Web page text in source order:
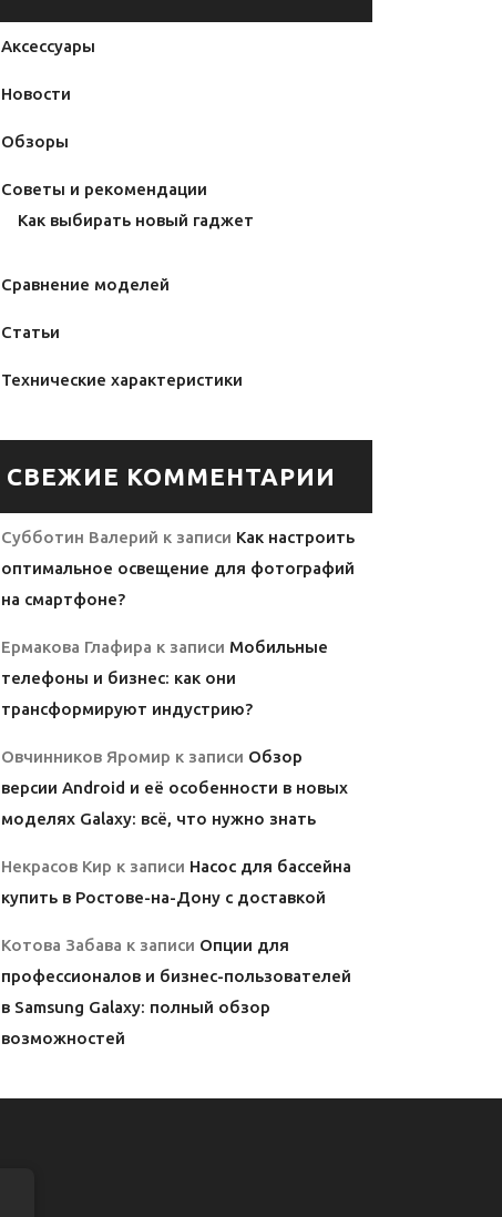
Аксессуары
Новости
Обзоры
Советы и рекомендации
Как выбирать новый гаджет
Сравнение моделей
Статьи
Технические характеристики
СВЕЖИЕ КОММЕНТАРИИ
Субботин Валерий к записи Как настроить
оптимальное освещение для фотографий
на смартфоне?
Ермакова Глафира к записи Мобильные
телефоны и бизнес: как они
трансформируют индустрию?
Овчинников Яромир к записи Обзор
версии Android и её особенности в новых
моделях Galaxy: всё, что нужно знать
Некрасов Кир к записи Насос для бассейна
купить в Ростове-на-Дону с доставкой
Котова Забава к записи Опции для
профессионалов и бизнес-пользователей
в Samsung Galaxy: полный обзор
возможностей